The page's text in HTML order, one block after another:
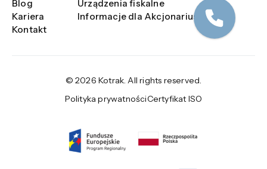
Blog
Kariera
Kontakt
Urządzenia fiskalne
Informacje dla Akcjonariuszy
© 2026 Kotrak. All rights reserved.
Polityka prywatnościCertyfikat ISO